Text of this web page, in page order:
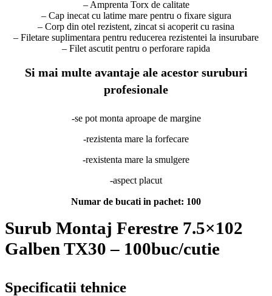
– Amprenta Torx de calitate
– Cap inecat cu latime mare pentru o fixare sigura
– Corp din otel rezistent, zincat si acoperit cu rasina
– Filetare suplimentara pentru reducerea rezistentei la insurubare
– Filet ascutit pentru o perforare rapida
Si mai multe avantaje ale acestor suruburi
profesionale
-se pot monta aproape de margine
-rezistenta mare la forfecare
-rexistenta mare la smulgere
-aspect placut
Numar de bucati in pachet: 100
Surub Montaj Ferestre 7.5×102
Galben TX30 – 100buc/cutie
Specificatii tehnice